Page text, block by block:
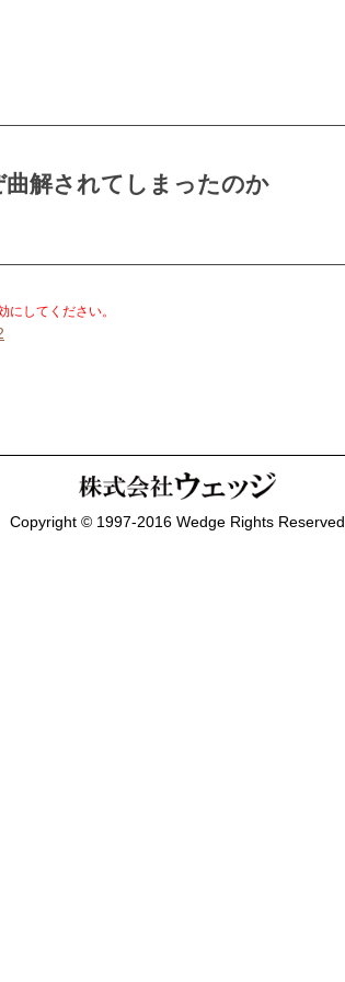
解されてしまったのか
してください。
Copyright © 1997-2016 Wedge Rights Reserved